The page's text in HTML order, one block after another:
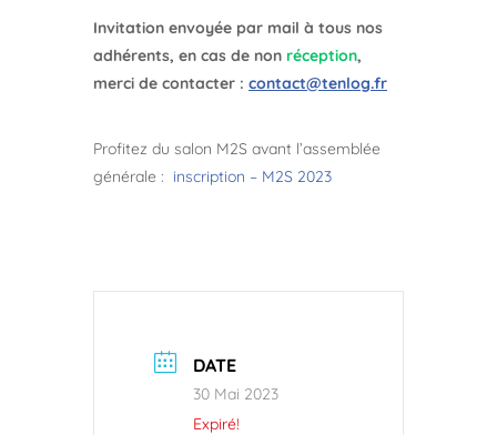
Invitation envoyée par mail à tous nos
adhérents, en cas de non réception,
merci de contacter : contact@tenlog.fr
Profitez du salon M2S avant l’assemblée
générale : inscription – M2S 2023
DATE
30 Mai 2023
Expiré!